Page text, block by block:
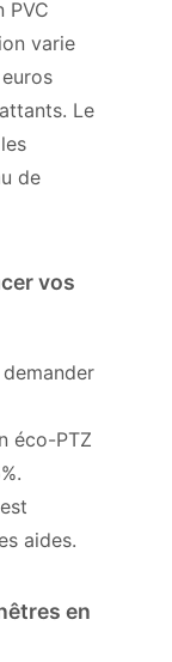
PVC
varie
Le
de
vos
éco-PTZ
est
aides.
en